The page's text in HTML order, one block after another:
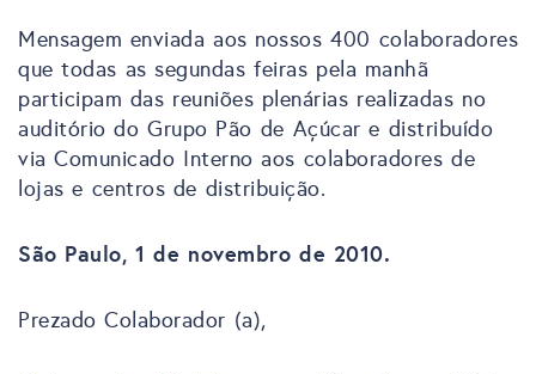
Mensagem enviada aos nossos 400 colaboradores
que todas as segundas feiras pela manhã
participam das reuniões plenárias realizadas no
auditório do Grupo Pão de Açúcar e distribuído
via Comunicado Interno aos colaboradores de
lojas e centros de distribuição.
São Paulo, 1 de novembro de 2010.
Prezado Colaborador (a),